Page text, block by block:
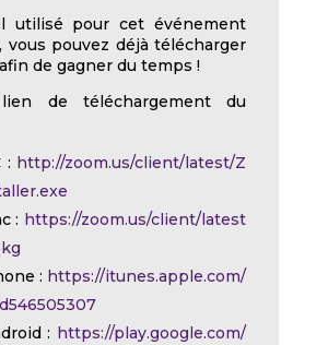
utilisé pour cet événement
, vous pouvez déjà télécharger
de gagner du temps !
de téléchargement du
: http://zoom.us/client/latest/Z
: https://zoom.us/client/latest
: https://itunes.apple.com/
: https://play.google.com/